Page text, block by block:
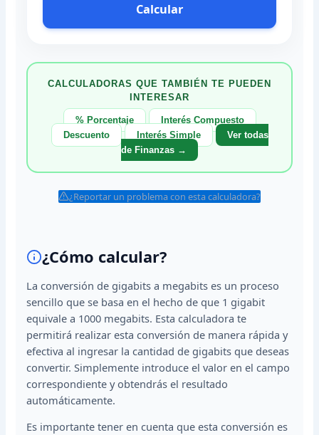
Calcular
CALCULADORAS QUE TAMBIÉN TE PUEDEN
INTERESAR
% Porcentaje
Interés Compuesto
Descuento
Interés Simple
Ver todas
de Finanzas →
¿Reportar un problema con esta calculadora?
¿Cómo calcular?
La conversión de gigabits a megabits es un proceso
sencillo que se basa en el hecho de que 1 gigabit
equivale a 1000 megabits. Esta calculadora te
permitirá realizar esta conversión de manera rápida y
efectiva al ingresar la cantidad de gigabits que deseas
convertir. Simplemente introduce el valor en el campo
correspondiente y obtendrás el resultado
automáticamente.
Es importante tener en cuenta que esta conversión es